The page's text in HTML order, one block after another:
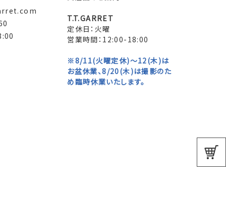
T.T.GARRET
定休日：火曜
営業時間：12:00-18:00
※8/11(火曜定休)～12(木)は
お盆休業、8/20(木)は撮影のた
め臨時休業いたします。